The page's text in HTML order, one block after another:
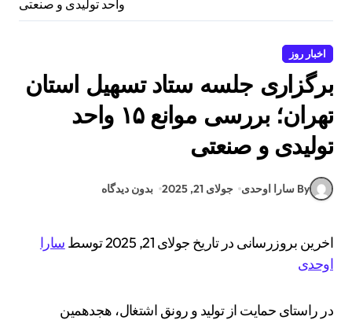
واحد تولیدی و صنعتی
اخبار روز
برگزاری جلسه ستاد تسهیل استان
تهران؛ بررسی موانع ۱۵ واحد
تولیدی و صنعتی
By سارا اوحدی جولای 21, 2025 بدون دیدگاه
اخرین بروزرسانی در تاریخ جولای 21, 2025 توسط
سارا
اوحدی
در راستای حمایت از تولید و رونق اشتغال، هجدهمین